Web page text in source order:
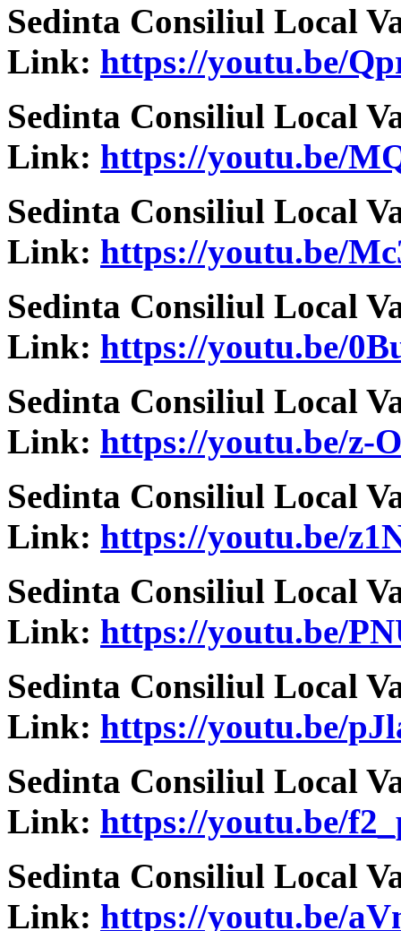
Sedinta Consiliul Local
Link: https://youtu.be/
Sedinta Consiliul Local
Link: https://youtu.be/
Sedinta Consiliul Local
Link: https://youtu.be/
Sedinta Consiliul Local
Link: https://youtu.be/
Sedinta Consiliul Local
Link: https://youtu.be/z-
Sedinta Consiliul Local
Link: https://youtu.be/
Sedinta Consiliul Local
Link: https://youtu.be/
Sedinta Consiliul Local
Link: https://youtu.be/
Sedinta Consiliul Local
Link: https://youtu.be/
Sedinta Consiliul Local
Link: https://youtu.be/